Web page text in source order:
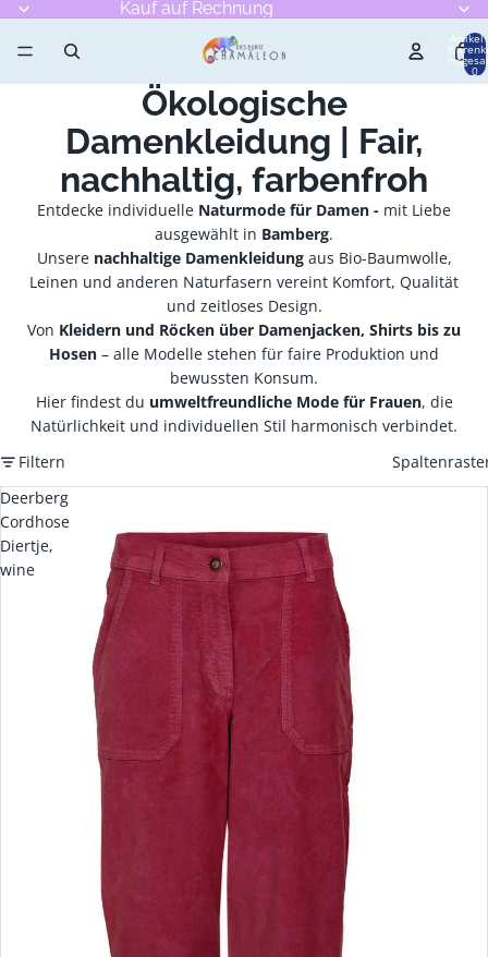
Kauf auf Rechnung
Artikel
0
Ökologische
Damenkleidung | Fair,
nachhaltig, farbenfroh
Entdecke individuelle Naturmode für Damen - mit Liebe
ausgewählt in Bamberg.
Unsere nachhaltige Damenkleidungaus Bio-Baumwolle,
Leinen und anderen Naturfasern vereint Komfort, Qualität
und zeitloses Design.
Von Kleidern und Röcken über Damenjacken, Shirts bis zu
Hosen – alle Modelle stehen für faire Produktion und
bewussten Konsum.
Hier findest du umweltfreundliche Mode für Frauen, die
Natürlichkeit und individuellen Stil harmonisch verbindet.
Filtern
Deerberg
Cordhose
Diertje,
wine